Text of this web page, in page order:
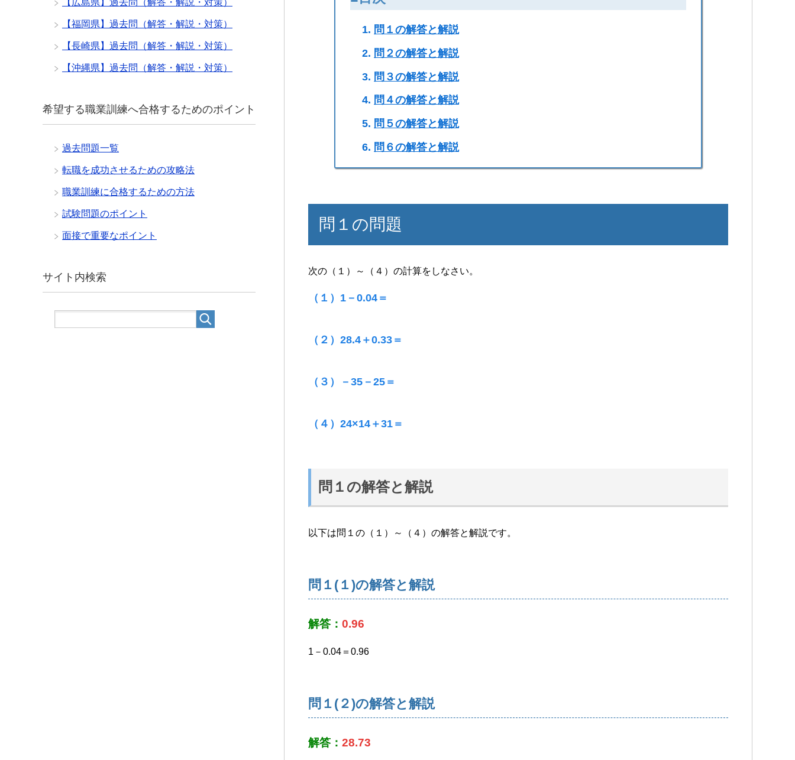
問１の解答と解説
問２の解答と解説
問３の解答と解説
問４の解答と解説
問５の解答と解説
問６の解答と解説
問１の問題
次の（１）～（４）の計算をしなさい。
（１）1－0.04＝
（２）28.4＋0.33＝
（３）－35－25＝
（４）24×14＋31＝
問１の解答と解説
以下は問１の（１）～（４）の解答と解説です。
問１(１)の解答と解説
解答： 0.96
1－0.04＝0.96
問１(２)の解答と解説
解答： 28.73
【広島県】過去問（解答・解説・対策）
【福岡県】過去問（解答・解説・対策）
【長崎県】過去問（解答・解説・対策）
【沖縄県】過去問（解答・解説・対策）
希望する職業訓練へ合格するためのポイント
過去問題一覧
転職を成功させるための攻略法
職業訓練に合格するための方法
試験問題のポイント
面接で重要なポイント
サイト内検索